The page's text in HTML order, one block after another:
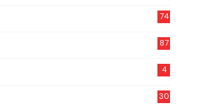
74
87
4
30